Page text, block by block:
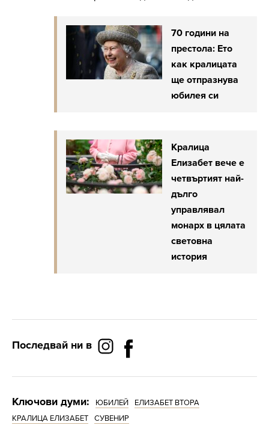
70 години на
престола: Ето
как кралицата
ще отпразнува
юбилея си
Кралица
Елизабет вече е
четвъртият най-
дълго
управлявал
монарх в цялата
световна
история
Последвай ни в
Ключови думи: ЮБИЛЕЙ
ЕЛИЗАБЕТ ВТОРА
КРАЛИЦА ЕЛИЗАБЕТ
СУВЕНИР